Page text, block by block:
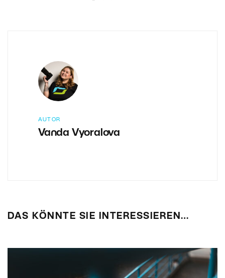
AUTOR
Vanda Vyoralova
DAS KÖNNTE SIE INTERESSIEREN…